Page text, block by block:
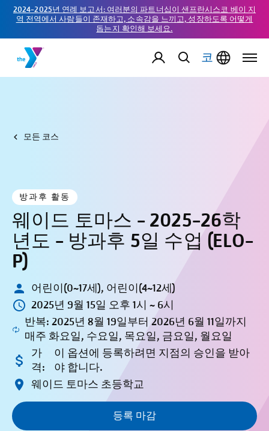
2024-2025년 연례 보고서: 여러분의 파트너십이 샌프란시스코 베이 지
역 전역에서 사람들이 존재하고, 소속감을 느끼고, 성장하도록 어떻게
돕는지 확인해 보세요.
코
모든 코스
방과후 활동
웨이드 토마스 - 2025-26학
년도 - 방과후 5일 수업 (ELO-
P)
어린이(0~17세), 어린이(4~12세)
2025년 9월 15일 오후 1시 ~ 6시
반복: 2025년 8월 19일부터 2026년 6월 11일까지
매주 화요일, 수요일, 목요일, 금요일, 월요일
가
격:
이 옵션에 등록하려면 지점의 승인을 받아
야 합니다.
웨이드 토마스 초등학교
등록 마감